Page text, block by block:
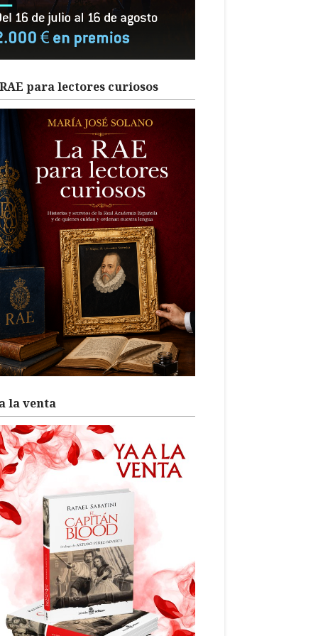
para lectores curiosos
la venta